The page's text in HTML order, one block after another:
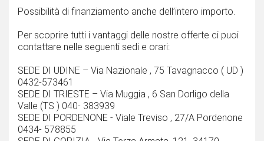
Possibilità di finanziamento anche dell’intero importo.
Per scoprire tutti i vantaggi delle nostre offerte ci puoi
contattare nelle seguenti sedi e orari:
SEDE DI UDINE – Via Nazionale , 75 Tavagnacco ( UD )
0432-573461
SEDE DI TRIESTE – Via Muggia , 6 San Dorligo della
Valle (TS ) 040- 383939
SEDE DI PORDENONE - Viale Treviso , 27/A Pordenone
0434- 578855